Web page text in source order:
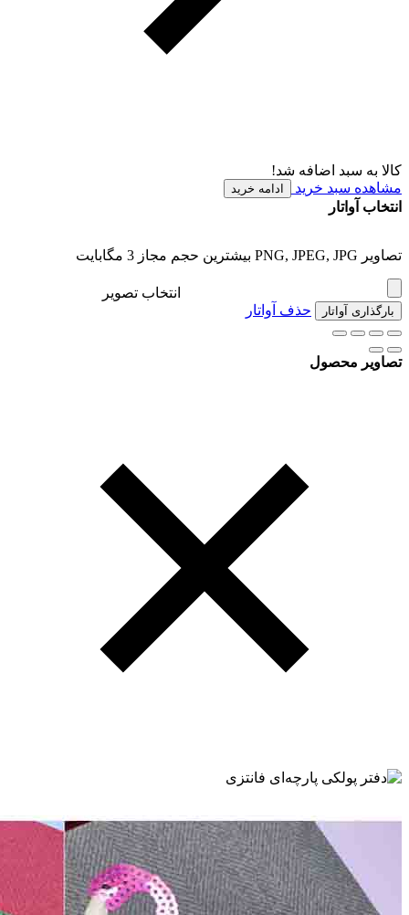
کالا به سبد اضافه شد!
مشاهده سبد خرید
ادامه خرید
انتخاب آواتار
تصاویر PNG, JPEG, JPG بیشترین حجم مجاز 3 مگابایت
انتخاب تصویر
بارگذاری آواتار حذف آواتار
تصاویر محصول